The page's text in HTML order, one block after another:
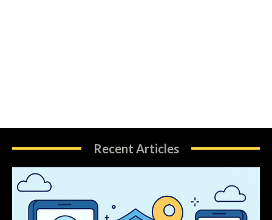
Recent Articles